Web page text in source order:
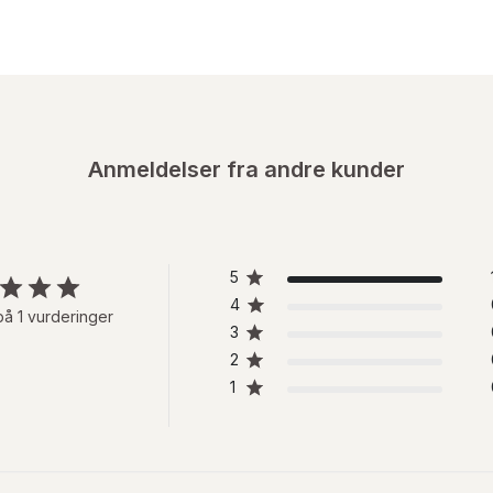
Anmeldelser fra andre kunder
1 vurderinger
5
4
3
2
1